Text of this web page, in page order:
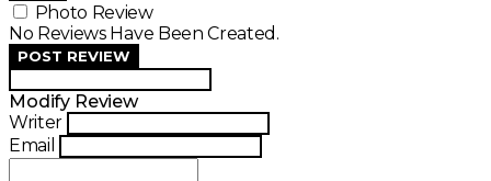
Photo Review
No Reviews Have Been Created.
POST REVIEW
Modify Review
Writer
Email